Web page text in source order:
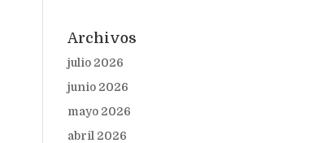
Archivos
julio 2026
junio 2026
mayo 2026
abril 2026